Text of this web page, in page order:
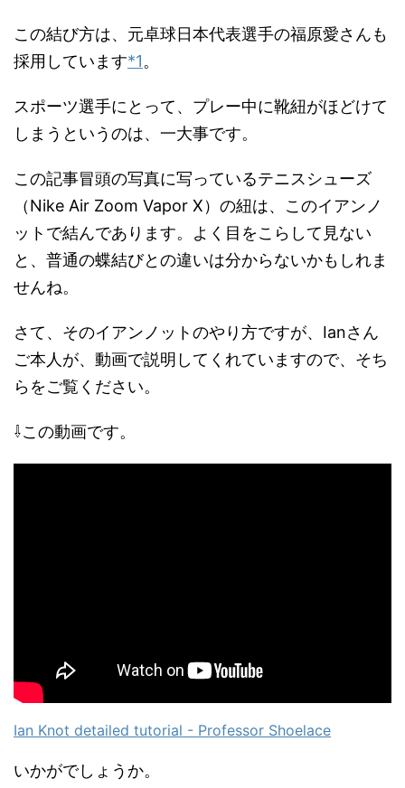
この結び方は、元卓球日本代表選手の福原愛さんも
採用しています*1。
スポーツ選手にとって、プレー中に靴紐がほどけて
しまうというのは、一大事です。
この記事冒頭の写真に写っているテニスシューズ
（Nike Air Zoom Vapor X）の紐は、このイアンノ
ットで結んであります。よく目をこらして見ない
と、普通の蝶結びとの違いは分からないかもしれま
せんね。
さて、そのイアンノットのやり方ですが、Ianさん
ご本人が、動画で説明してくれていますので、そち
らをご覧ください。
⇩この動画です。
Ian Knot detailed tutorial - Professor Shoelace
いかがでしょうか。